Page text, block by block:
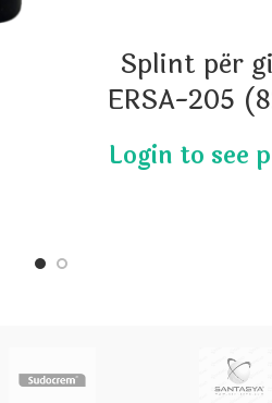
Splint për
ERSA-205